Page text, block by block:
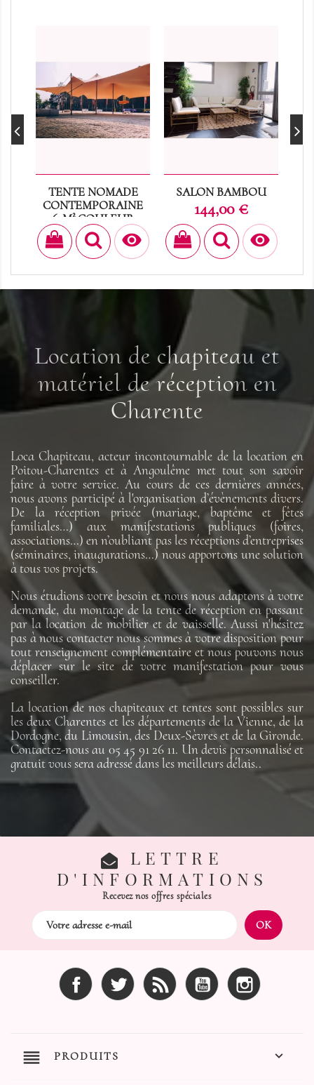
TENTE NOMADE
CONTEMPORAINE
63M² COULEUR
SABLE
Prix
0,00 € 
SALON BAMBOU
Prix
144,00 €

Location de chapiteau et
matériel de réception en
Charente
Loca Chapiteau, acteur incontournable de la location en
Poitou-Charentes et à Angoulême met tout son savoir
faire à votre service. Au cours de ces dernières années,
nous avons participé à l'organisation d’évènements divers.
De la réception privée (mariage, baptême et fêtes
familiales…) aux manifestations publiques (foires,
associations…) en n’oubliant pas les réceptions d’entreprises
(séminaires, inaugurations…) nous apportons une solution
à tous vos projets.
Nous étudions votre besoin et nous nous adaptons à votre
demande, du montage de la tente de réception en passant
par la location de mobilier et de vaisselle. Aussi n'hésitez
pas à nous contacter nous sommes à votre disposition pour
tout renseignement complémentaire et nous pouvons nous
déplacer sur le site de votre manifestation pour vous
conseiller.
La location de nos chapiteaux et tentes sont possibles sur
les deux Charentes et les départements de la Vienne, de la
Dordogne, du Limousin, des Deux-Sèvres et de la Gironde.
Contactez-nous au 05 45 91 26 11. Un devis personnalisé et
gratuit vous sera adressé dans les meilleurs délais..
LETTRE
D'INFORMATIONS
Recevez nos offres spéciales
Facebook Twitter Rss YouTube
reorder PRODUITS 